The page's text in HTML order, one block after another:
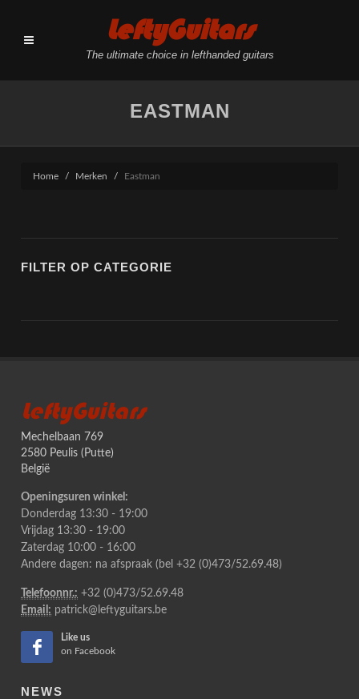
LeftyGuitars
The ultimate choice in lefthanded guitars
EASTMAN
Home Merken Eastman
FILTER OP CATEGORIE
LeftyGuitars
Mechelbaan 769
2580 Peulis (Putte)
België
Openingsuren winkel:
Donderdag 13:30 - 19:00
Vrijdag 13:30 - 19:00
Zaterdag 10:00 - 16:00
Andere dagen: na afspraak (bel +32 (0)473/52.69.48)
Telefoonnr.: +32 (0)473/52.69.48
Email: patrick@leftyguitars.be
Like us
on Facebook
NEWS